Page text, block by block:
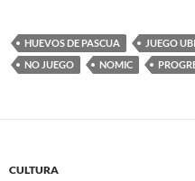
HUEVOS DE PASCUA JUEGO
NO JUEGO
NOMIC
CULTURA